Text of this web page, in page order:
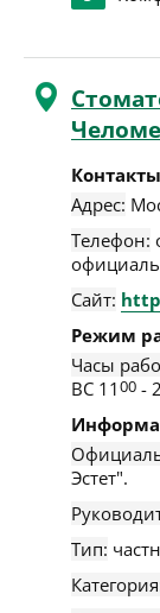
Адрес:
Телефон:
Сайт:
Режим
Часы
ВС 1100 -
Эстет".
Тип: